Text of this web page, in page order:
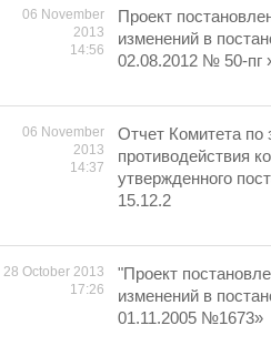
06 November
2013
14:56
Проект
изменений в
02.08.2012 № 50-пг
06 November
2013
14:37
Отчет Комитета по
противодействия
утвержденного
15.12.2
28 October 2013
17:26
"Проект
изменений в
01.11.2005 №1673»